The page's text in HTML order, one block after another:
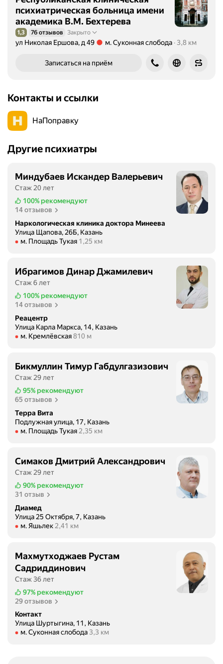
психиатрическая больница имени
академика В.М. Бехтерева
Рейтинг 1,3 из 5
1,3 76 отзывов Закрыто
ул Николая Ершова, д 49
м. Суконная слобода 3,8 км
Записаться на приём
Контакты и ссылки
НаПоправку
Другие психиатры
Миндубаев Искандер Валерьевич
Стаж 20 лет
100% рекомендуют
14 отзывов
Наркологическая клиника доктора Минеева
Улица Щапова, 26Б, Казань
Метро м. Площадь Тукая Расстояние 1,25 км
м. Площадь Тукая 1,25 км
Ибрагимов Динар Джамилевич
Стаж 6 лет
100% рекомендуют
14 отзывов
Реацентр
Улица Карла Маркса, 14, Казань
Метро м. Кремлёвская Расстояние 810 м
м. Кремлёвская 810 м
Бикмуллин Тимур Габдулгазизович
Стаж 29 лет
95% рекомендуют
65 отзывов
Терра Вита
Подлужная улица, 17, Казань
Метро м. Площадь Тукая Расстояние 2,35 км
м. Площадь Тукая 2,35 км
Симаков Дмитрий Александрович
Стаж 29 лет
90% рекомендуют
31 отзыв
Диамед
Улица 25 Октября, 7, Казань
Метро м. Яшьлек Расстояние 2,41 км
м. Яшьлек 2,41 км
Махмутходжаев Рустам
Садриддинович
Стаж 36 лет
97% рекомендуют
29 отзывов
Контакт
Улица Шуртыгина, 11, Казань
Метро м. Суконная слобода Расстояние 3,3 км
м. Суконная слобода 3,3 км